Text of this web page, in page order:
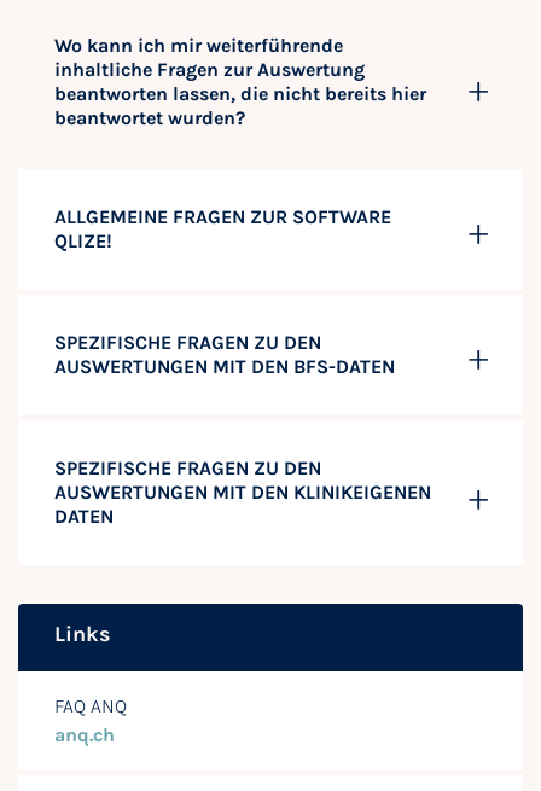
Wo kann ich mir weiterführende
inhaltliche Fragen zur Auswertung
beantworten lassen, die nicht bereits hier
beantwortet wurden?
ALLGEMEINE FRAGEN ZUR SOFTWARE
QLIZE!
SPEZIFISCHE FRAGEN ZU DEN
AUSWERTUNGEN MIT DEN BFS-DATEN
SPEZIFISCHE FRAGEN ZU DEN
AUSWERTUNGEN MIT DEN KLINIKEIGENEN
DATEN
Links
FAQ ANQ
anq.ch